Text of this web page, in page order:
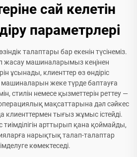
сай келетін
параметрлері
талаптары бар екенін түсінеміз.
жасау машиналарымыз кеңінен
ұсынады, клиенттер өз өндіріс
машиналарын жеке түрде баптауға
стилін немесе қызметтерін реттеу —
мақсаттарына дәл сәйкес
клиенттермен тығыз жұмыс істейді.
тиімділігін арттырып қана қоймайды,
нарықтық талап-талаптар
көмектеседі.